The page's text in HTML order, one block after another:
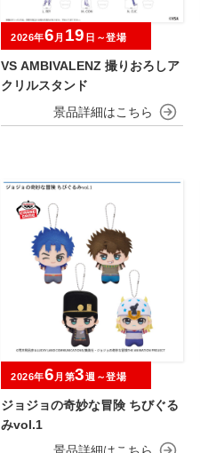
VS AMBIVALENZ 撮りおろしア
クリルスタンド
2026年6 月 19 日～登場
ジョジョの奇妙な冒険 ちびぐる
みvol.1
2026年6 月第3週～登場